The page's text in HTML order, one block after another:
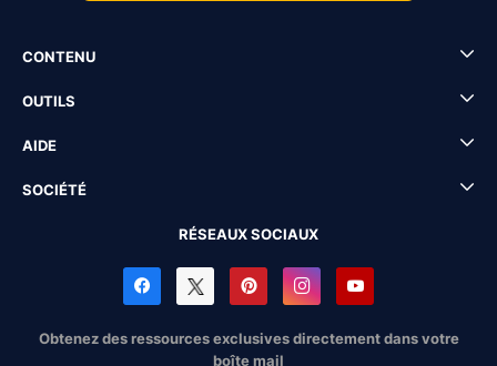
CONTENU
OUTILS
AIDE
SOCIÉTÉ
RÉSEAUX SOCIAUX
Obtenez des ressources exclusives directement dans votre
boîte mail